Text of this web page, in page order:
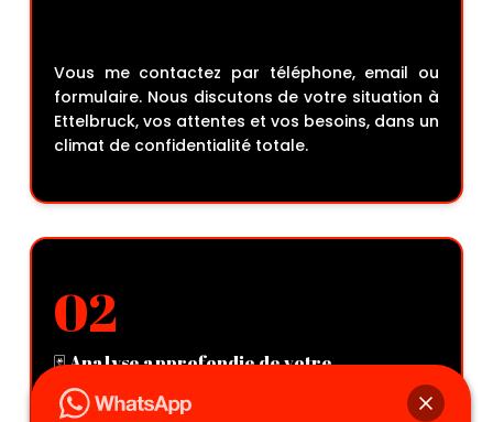
Vous me contactez par téléphone, email ou
formulaire. Nous discutons de votre situation à
Ettelbruck, vos attentes et vos besoins, dans un
climat de confidentialité totale.
02
🃏 Analyse approfondie de votre
problématique